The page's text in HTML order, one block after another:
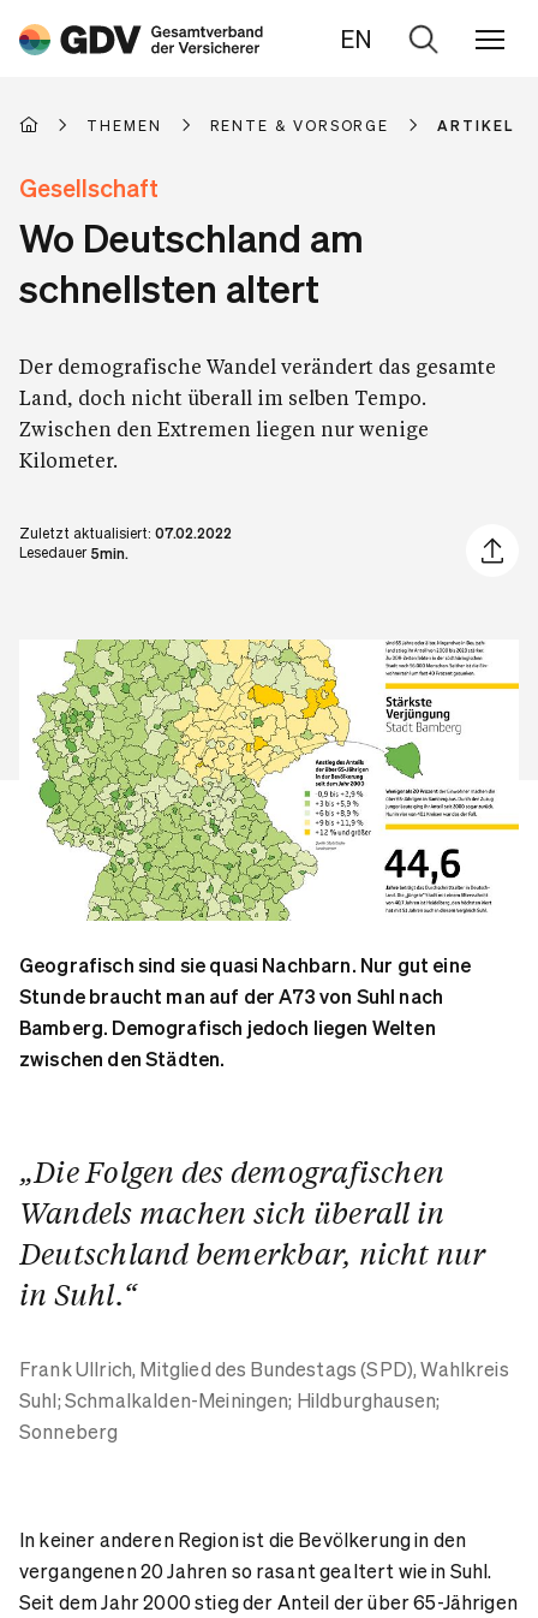
EN
Zur
THEMEN RENTE & VORSORGE ARTIKEL
Gesellschaft
Wo Deutschland am
schnellsten altert
Der demografische Wandel verändert das gesamte
Land, doch nicht überall im selben Tempo.
Zwischen den Extremen liegen nur wenige
Kilometer.
Zuletzt aktualisiert: 07.02.2022
Lesedauer 5min.
Artikel
Geografisch sind sie quasi Nachbarn. Nur gut eine
Stunde braucht man auf der A73 von Suhl nach
Bamberg. Demografisch jedoch liegen Welten
zwischen den Städten.
„Die Folgen des demografischen
Wandels machen sich überall in
Deutschland bemerkbar, nicht nur
in Suhl.“
Frank Ullrich, Mitglied des Bundestags (SPD), Wahlkreis
Suhl; Schmalkalden-Meiningen; Hildburghausen;
Sonneberg
In keiner anderen Region ist die Bevölkerung in den
vergangenen 20 Jahren so rasant gealtert wie in Suhl.
Seit dem Jahr 2000 stieg der Anteil der über 65-Jährigen